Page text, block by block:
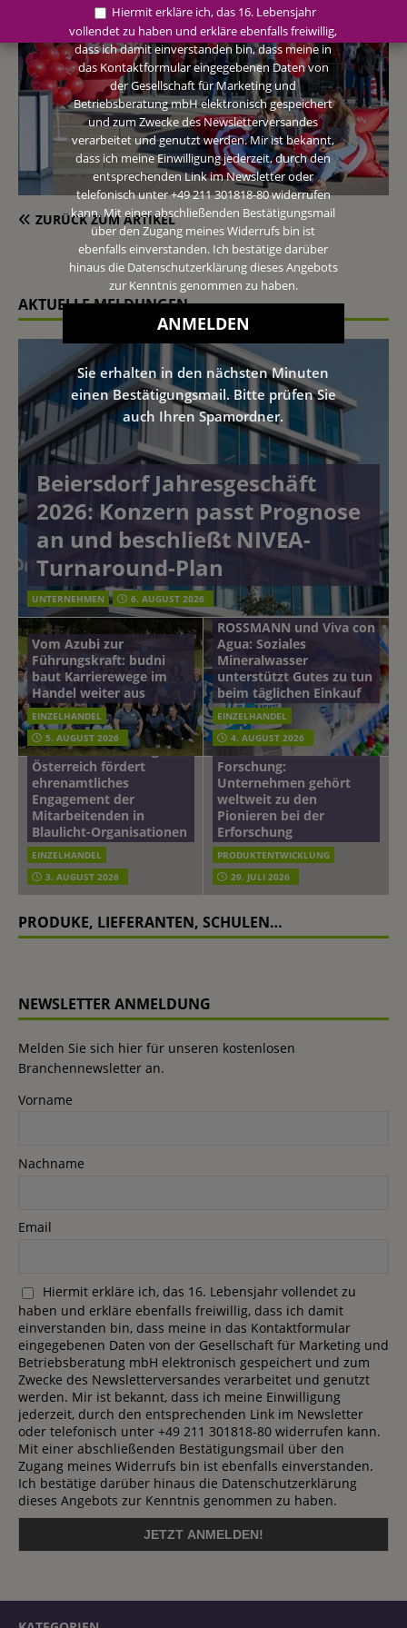
ZURÜCK ZUM ARTIKEL
AKTUELLE MELDUNGEN
Beiersdorf Jahresgeschäft
2026: Konzern passt Prognose
an und beschließt NIVEA-
Turnaround-Plan
UNTERNEHMEN 6. AUGUST 2026
Vom Azubi zur
Führungskraft: budni
baut Karrierewege im
Handel weiter aus
EINZELHANDEL
5. AUGUST 2026
ROSSMANN und Viva con
Agua: Soziales
Mineralwasser
unterstützt Gutes zu tun
beim täglichen Einkauf
EINZELHANDEL
4. AUGUST 2026
mehr vom leben tag: dm
Österreich fördert
ehrenamtliches
Engagement der
Mitarbeitenden in
Blaulicht-Organisationen
EINZELHANDEL
3. AUGUST 2026
Beiersdorf
Hautmikrobiom-
Forschung:
Unternehmen gehört
weltweit zu den
Pionieren bei der
Erforschung
PRODUKTENTWICKLUNG
29. JULI 2026
PRODUKE, LIEFERANTEN, SCHULEN…
NEWSLETTER ANMELDUNG
Melden Sie sich hier für unseren kostenlosen
Branchennewsletter an.
Vorname
Nachname
Email
Hiermit erkläre ich, das 16. Lebensjahr vollendet zu
haben und erkläre ebenfalls freiwillig, dass ich damit
einverstanden bin, dass meine in das Kontaktformular
eingegebenen Daten von der Gesellschaft für Marketing und
Betriebsberatung mbH elektronisch gespeichert und zum
Zwecke des Newsletterversandes verarbeitet und genutzt
werden. Mir ist bekannt, dass ich meine Einwilligung
jederzeit, durch den entsprechenden Link im Newsletter
oder telefonisch unter +49 211 301818-80 widerrufen kann.
Mit einer abschließenden Bestätigungsmail über den
Zugang meines Widerrufs bin ist ebenfalls einverstanden.
Ich bestätige darüber hinaus die Datenschutzerklärung
dieses Angebots zur Kenntnis genommen zu haben.
Hiermit erkläre ich, das 16. Lebensjahr
vollendet zu haben und erkläre ebenfalls freiwillig,
dass ich damit einverstanden bin, dass meine in
das Kontaktformular eingegebenen Daten von
der Gesellschaft für Marketing und
Betriebsberatung mbH elektronisch gespeichert
und zum Zwecke des Newsletterversandes
verarbeitet und genutzt werden. Mir ist bekannt,
dass ich meine Einwilligung jederzeit, durch den
entsprechenden Link im Newsletter oder
telefonisch unter +49 211 301818-80 widerrufen
kann. Mit einer abschließenden Bestätigungsmail
über den Zugang meines Widerrufs bin ist
ebenfalls einverstanden. Ich bestätige darüber
hinaus die Datenschutzerklärung dieses Angebots
zur Kenntnis genommen zu haben.
Sie erhalten in den nächsten Minuten
einen Bestätigungsmail. Bitte prüfen Sie
auch Ihren Spamordner.